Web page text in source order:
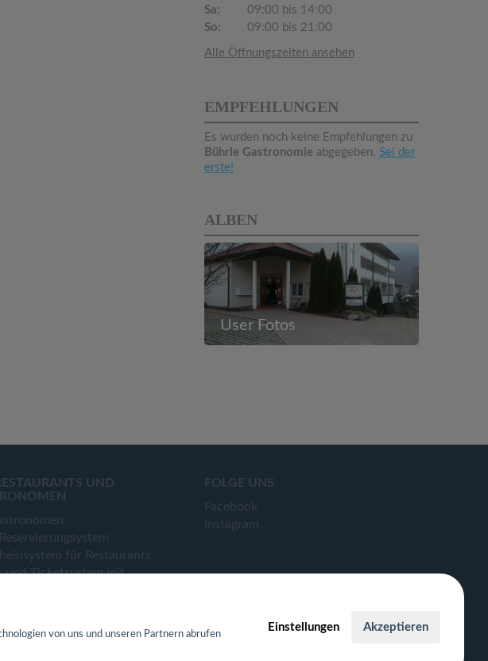
Sa:
09:00 bis 14:00
So:
09:00 bis 21:00
Alle Öffnungszeiten ansehen
EMPFEHLUNGEN
Es wurden noch keine Empfehlungen zu
Bührle Gastronomie abgegeben. Sei der
erste!
ALBEN
User Fotos
UND
für Restaurants
und Ticketsystem mit
für Restaurant
FOLGE UNS
Facebook
Instagram
von uns und unseren Partnern abrufen
Einstellungen Akzeptieren